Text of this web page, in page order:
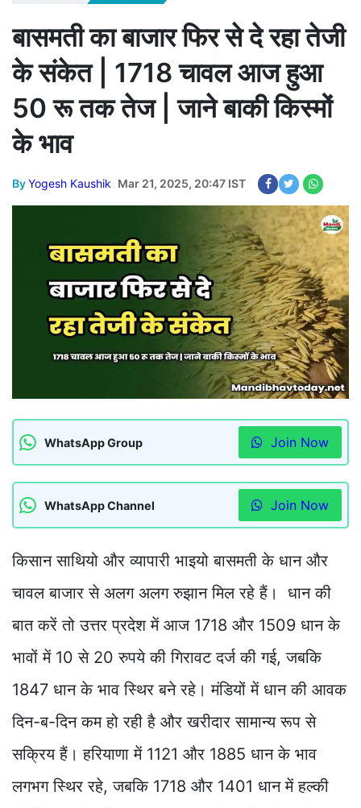
बासमती का बाजार फिर से दे रहा तेजी
के संकेत | 1718 चावल आज हुआ
50 रू तक तेज | जाने बाकी किस्मों
के भाव
ByYogesh Kaushik Mar 21, 2025, 20:47 IST
WhatsApp Group Join Now
WhatsApp Channel Join Now
किसान साथियो और व्यापारी भाइयो बासमती के धान और
चावल बाजार से अलग अलग रुझान मिल रहे हैं। धान की
बात करें तो उत्तर प्रदेश में आज 1718 और 1509 धान के
भावों में 10 से 20 रुपये की गिरावट दर्ज की गई, जबकि
1847 धान के भाव स्थिर बने रहे। मंडियों में धान की आवक
दिन-ब-दिन कम हो रही है और खरीदार सामान्य रूप से
सक्रिय हैं। हरियाणा में 1121 और 1885 धान के भाव
लगभग स्थिर रहे, जबकि 1718 और 1401 धान में हल्की